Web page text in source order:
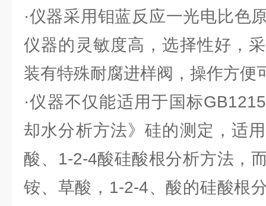
·仪器采用钼蓝反应一光电比色
仪器的灵敏度高，选择性好，
装有特殊耐腐进样阀，操作方便
·仪器不仅能适用于国标
却水分析方法》硅的测定，适
酸、1-2-4酸硅酸根分析方法，
铵、草酸，1-2-4、酸的硅酸根